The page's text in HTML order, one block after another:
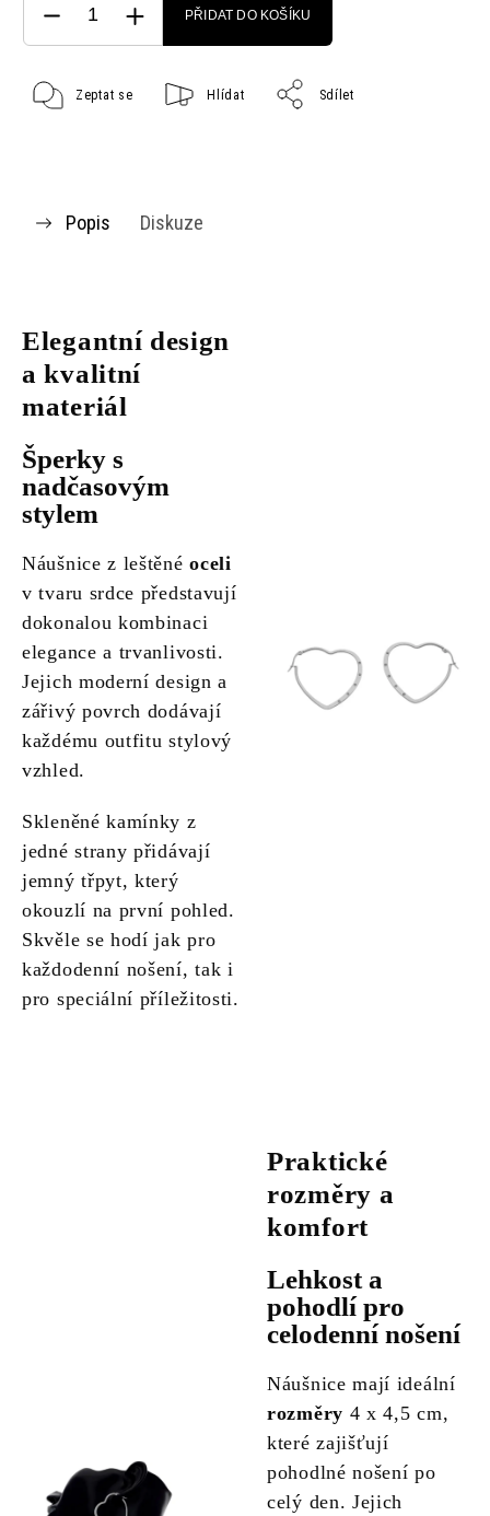
PŘIDAT DO KOŠÍKU
Zeptat se Hlídat Sdílet
Popis Diskuze
Elegantní design
a kvalitní
materiál
Šperky s
nadčasovým
stylem
Náušnice z leštěnéoceli
v tvaru srdce představují
dokonalou kombinaci
elegance a trvanlivosti.
Jejich moderní design a
zářivý povrch dodávají
každému outfitu stylový
vzhled.
Skleněné kamínky z
jedné strany přidávají
jemný třpyt, který
okouzlí na první pohled.
Skvěle se hodí jak pro
každodenní nošení, tak i
pro speciální příležitosti.
Praktické
rozměry a
komfort
Lehkost a
pohodlí pro
celodenní nošení
Náušnice mají ideální
rozměry 4 x 4,5 cm,
které zajišťují
pohodlné nošení po
celý den. Jejich